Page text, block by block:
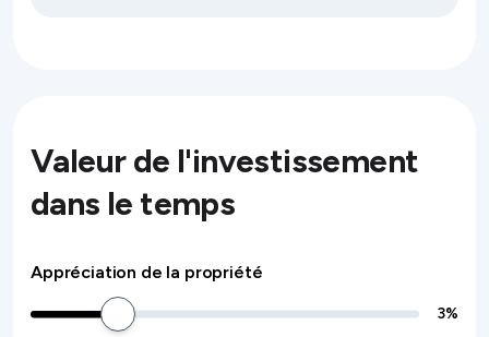
Valeur de l'investissement
dans le temps
Appréciation de la propriété
3%